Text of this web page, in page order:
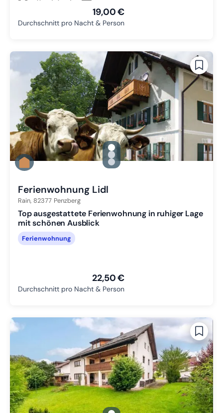
19,00 €
Durchschnitt pro Nacht & Person
gallery.slide_selector
Zu Slide 1 wechseln
Zu Slide 2 wechseln
Zu Slide 3 wechseln
Ferienwohnung Lidl
Rain, 82377 Penzberg
Top ausgestattete Ferienwohnung in ruhiger Lage
mit schönen Ausblick
Ferienwohnung
22,50 €
Durchschnitt pro Nacht & Person